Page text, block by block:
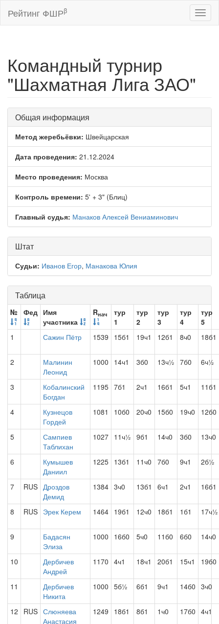
Рейтинг ФШРβ
Командный турнир
"Шахматная Лига ЗАО"
Общая информация
Метод жеребьёвки: Швейцарская
Дата проведения: 21.12.2024
Место проведения: Москва
Контроль времени: 5' + 3" (Блиц)
Главный судья: Манаков Алексей Вениаминович
Штат
Судьи: Иванов Егор, Манакова Юлия
Таблица
№ Фед Имя
участника
Rнач
тур
1
тур
2
тур
3
тур
4
тур
5
1
Сажин Пётр 1539 15б1 19ч1 12б1 8ч0 18б1
2
Малинин
Леонид
1000 14ч1 3б0 13ч½ 7б0 6ч½
3
Кобалинский
Богдан
1195 7б1 2ч1 16б1 5ч1 11б1
4
Кузнецов
Гордей
1081 10б0 20ч0 15б0 19ч0 12б0
5
Сампиев
Таблихан
1027 11ч½ 9б1 14ч0 3б0 13ч0
6
Кумышев
Даниил
1225 13б1 11ч0 7б0 9ч1 2б½
7 RUS Дроздов
Демид
1384 3ч0 13б1 6ч1 2ч1 16б1
8 RUS Эрек Керем 1464 19б1 12ч0 18б1 1б1 17ч½
9
Бадасян
Элиза
1000 16б0 5ч0 11б0 6б0 14ч0
10
Дербичев
Андрей
1170 4ч1 18ч1 20б1 15ч1 19б0
11
Дербичев
Никита
1000 5б½ 6б1 9ч1 14б0 3ч0
12 RUS Слюняева
Анастасия
1249 18б1 8б1 1ч0 17б0 4ч1